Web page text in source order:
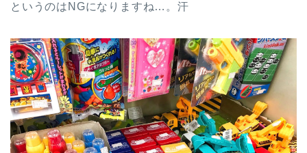
というのはNGになりますね…。汗